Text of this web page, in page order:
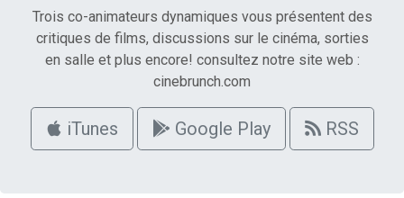
Trois co-animateurs dynamiques vous présentent des
critiques de films, discussions sur le cinéma, sorties
en salle et plus encore! consultez notre site web :
cinebrunch.com
iTunes Google Play RSS